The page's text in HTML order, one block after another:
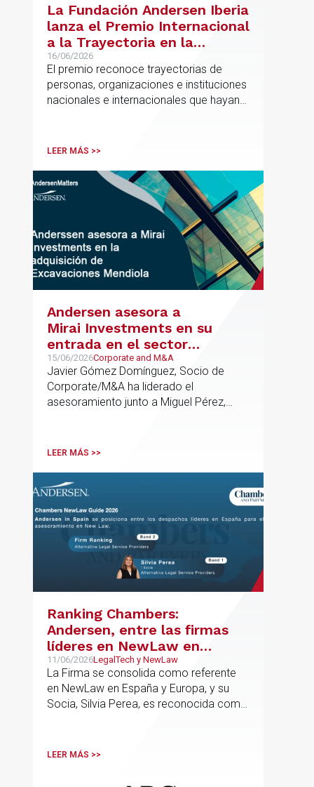
La Fundación Andersen Iberia
lanza el Premio Internacional
a la Trayectoria en la
Promoción de la Educación
16/06/2026
El premio reconoce trayectorias de
personas, organizaciones e instituciones
nacionales e internacionales que hayan
innovación o la equidad educativa
LEER MÁS >>
Andersen asesora a
Mirai Investments en su
entrada en el sector
medioambiental con la
adquisición de la
vasca Excavaciones
Mendiola
15/06/2026Corporate and M&A
Javier Gómez Domínguez, Socio de
Corporate/M&A ha liderado el
asesoramiento junto a Miguel Pérez,
LEER MÁS >>
Ranking Chambers:
Andersen, entre las firmas
líderes en NewLaw en
España y Europa
11/06/2026LegalTech y NewLaw
La Firma se consolida como referente
en NewLaw en España y Europa, y su
Socia, Silvia Perea, es reconocida como
LEER MÁS >>